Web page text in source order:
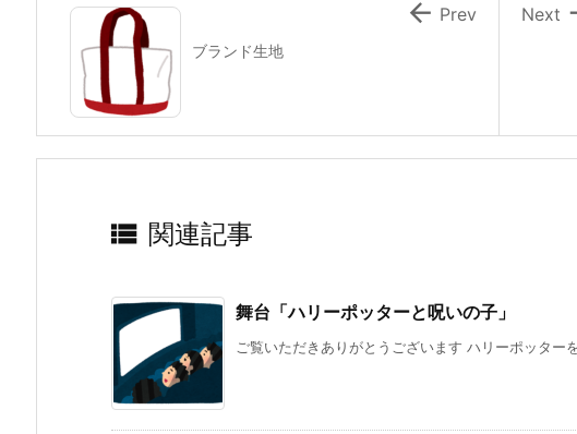
Next
ブランド生地
 Prev
 関連記事
舞台「ハリーポッターと呪いの子」
ご覧いただきありがとうございます ハリーポッター